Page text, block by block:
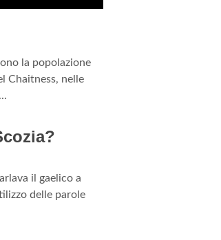
la popolazione
Chaitness, nelle
il gaelico a
delle parole